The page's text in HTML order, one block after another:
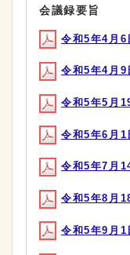
会議録要旨
令和5年4月
令和5年4月
令和5年5月
令和5年6月
令和5年7月
令和5年8月
令和5年9月